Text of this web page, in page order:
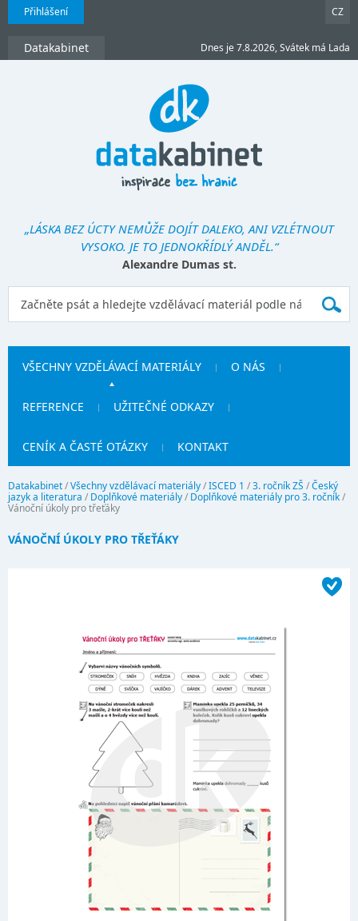
Přihlášení CZ
Datakabinet Dnes je 7.8.2026, Svátek má Lada
„LÁSKA BEZ ÚCTY NEMŮŽE DOJÍT DALEKO, ANI VZLÉTNOUT
VYSOKO. JE TO JEDNOKŘÍDLÝ ANDĚL.“
Alexandre Dumas st.
VŠECHNY VZDĚLÁVACÍ MATERIÁLY O NÁS
REFERENCE UŽITEČNÉ ODKAZY
CENÍK A ČASTÉ OTÁZKY KONTAKT
Datakabinet/Všechny vzdělávací materiály/ISCED 1 /3. ročník ZŠ /Český
jazyk a literatura / Doplňkové materiály/ Doplňkové materiály pro 3. ročník/
Vánoční úkoly pro třeťáky
VÁNOČNÍ ÚKOLY PRO TŘEŤÁKY